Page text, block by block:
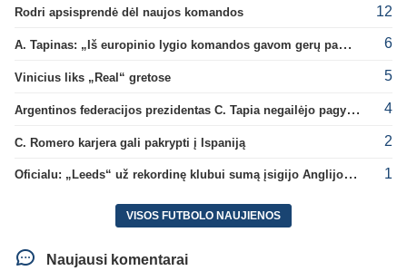
Rodri apsisprendė dėl naujos komandos 12
A. Tapinas: „Iš europinio lygio komandos gavom gerų pamokų“ 6
Vinicius liks „Real“ gretose 5
Argentinos federacijos prezidentas C. Tapia negailėjo pagyrų G. Infantino 4
C. Romero karjera gali pakrypti į Ispaniją 2
Oficialu: „Leeds“ už rekordinę klubui sumą įsigijo Anglijos rinktinės vartininką 1
VISOS FUTBOLO NAUJIENOS
Naujausi komentarai